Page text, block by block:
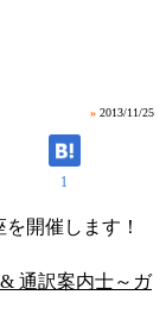
» 2013/11/25
1
開催します！
通訳案内士～ガ